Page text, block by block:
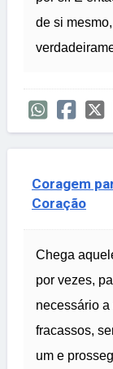
de si
Coragem
Coração
Chega
por vezes,
necessário
fracassos,
um e